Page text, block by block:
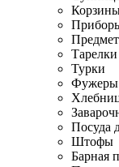
Тарелки
Турки
Фужеры
Посуда
Штофы
Барная